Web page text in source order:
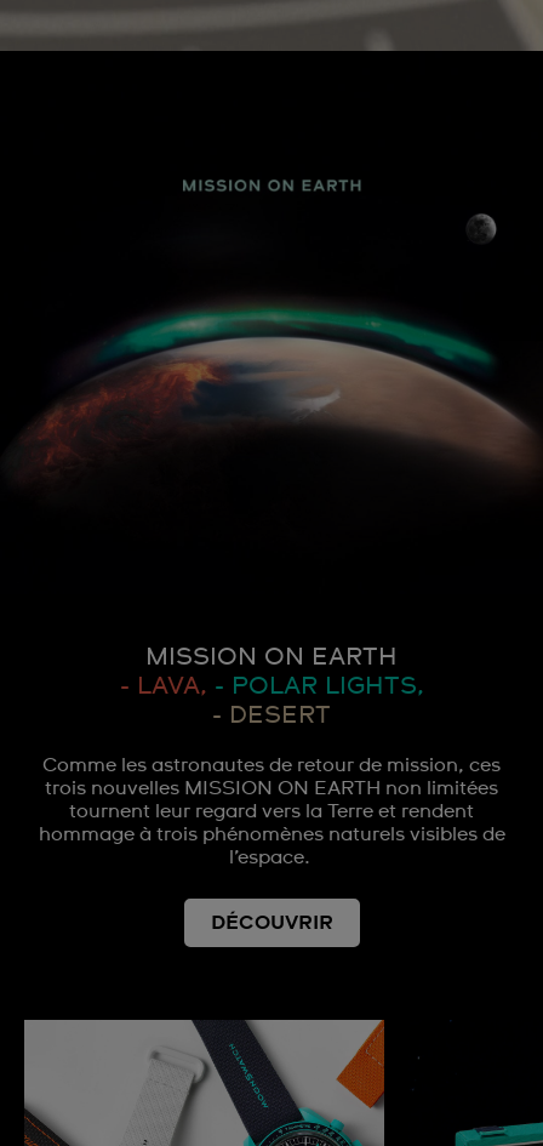
MISSION ON EARTH
- LAVA, - POLAR LIGHTS,
- DESERT
Comme les astronautes de retour de mission, ces
trois nouvelles MISSION ON EARTH non limitées
tournent leur regard vers la Terre et rendent
hommage à trois phénomènes naturels visibles de
l’espace.
DÉCOUVRIR